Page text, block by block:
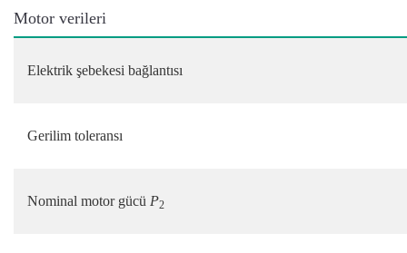
Motor verileri
Elektrik şebekesi bağlantısı
Gerilim toleransı
Nominal motor gücü P2